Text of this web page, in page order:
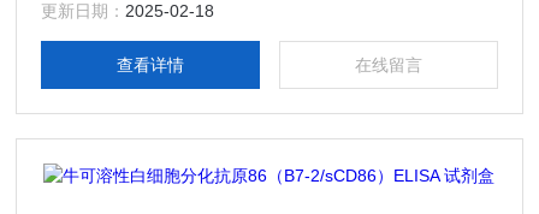
更新日期： 2025-02-18
查看详情 在线留言